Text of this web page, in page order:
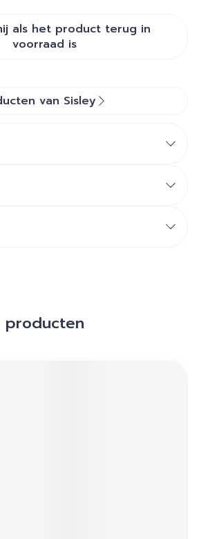
als het product terug in
voorraad is
van Sisley
producten